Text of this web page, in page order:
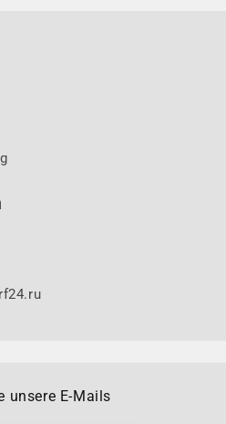
unsere E-Mails